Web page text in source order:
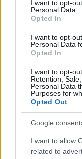
I want to opt-
Personal Data.
Opted In
I want to opt-
Personal Data
Opted In
I want to opt-
Retention,
Personal Data
Purposes for
Opted Out
Google
I want to allow
related to
Στη συνέχεια, τα
ενώ το «Ocean
εργασίες του,
NAVTEX που έχει
και στο πλαίσιο
διαδικασιών για
Να σημειωθεί
περιστατικό,